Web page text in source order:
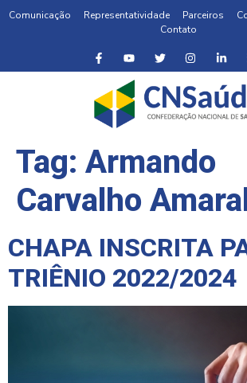
Comunicação Representatividade Parceiros
Contato
Tag: Armando
Carvalho
CHAPA INSCRITA
TRIÊNIO 2022/2024